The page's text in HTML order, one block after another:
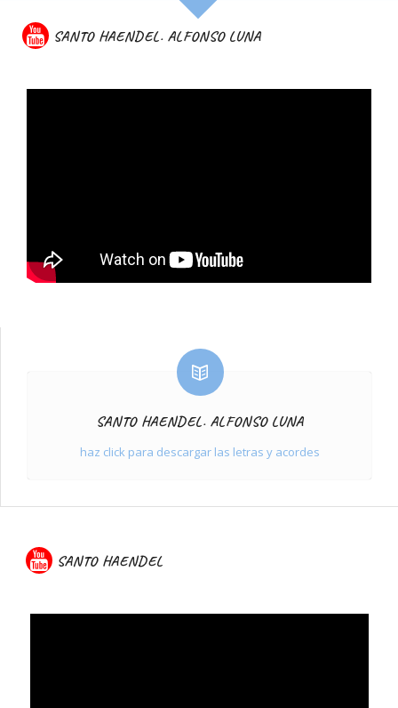
SANTO HAENDEL. ALFONSO LUNA
SANTO HAENDEL. ALFONSO LUNA
haz click para descargar las letras y acordes
SANTO HAENDEL